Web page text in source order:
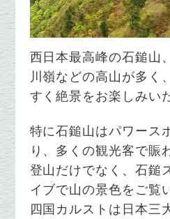
西日本最高峰の石鎚山
川嶺などの高山が多く
すく絶景をお楽しみい
特に石鎚山はパワース
り、多くの観光客で賑
登山だけでなく、石鎚
イブで山の景色をご覧
四国カルストは日本三